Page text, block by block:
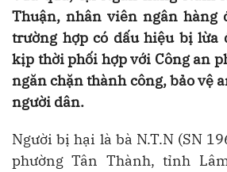
Thuận, nhân viên ngân hàng
trường hợp có dấu hiệu bị lừa
kịp thời phối hợp với Công an
ngăn chặn thành công, bảo vệ
người dân.
Người bị hại là bà N.T.N (SN
phường Tân Thành, tỉnh